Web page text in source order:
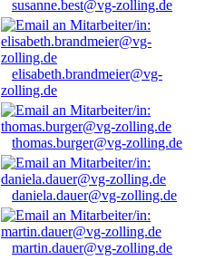
susanne.best@vg-zolling.de
elisabeth.brandmeier@vg-
zolling.de
thomas.burger@vg-zolling.de
daniela.dauer@vg-zolling.de
martin.dauer@vg-zolling.de